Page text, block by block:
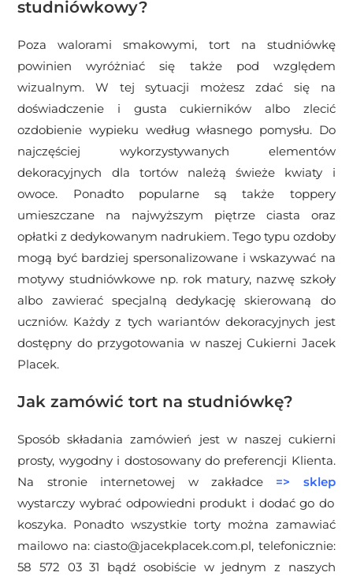
studniówkowy?
Poza walorami smakowymi, tort na studniówkę
powinien wyróżniać się także pod względem
wizualnym. W tej sytuacji możesz zdać się na
doświadczenie i gusta cukierników albo zlecić
ozdobienie wypieku według własnego pomysłu. Do
najczęściej wykorzystywanych elementów
dekoracyjnych dla tortów należą świeże kwiaty i
owoce. Ponadto popularne są także toppery
umieszczane na najwyższym piętrze ciasta oraz
opłatki z dedykowanym nadrukiem. Tego typu ozdoby
mogą być bardziej spersonalizowane i wskazywać na
motywy studniówkowe np. rok matury, nazwę szkoły
albo zawierać specjalną dedykację skierowaną do
uczniów. Każdy z tych wariantów dekoracyjnych jest
dostępny do przygotowania w naszej Cukierni Jacek
Placek.
Jak zamówić tort na studniówkę?
Sposób składania zamówień jest w naszej cukierni
prosty, wygodny i dostosowany do preferencji Klienta.
Na stronie internetowej w zakładce=> sklep
wystarczy wybrać odpowiedni produkt i dodać go do
koszyka. Ponadto wszystkie torty można zamawiać
mailowo na: ciasto@jacekplacek.com.pl, telefonicznie:
58 572 03 31 bądź osobiście w jednym z naszych